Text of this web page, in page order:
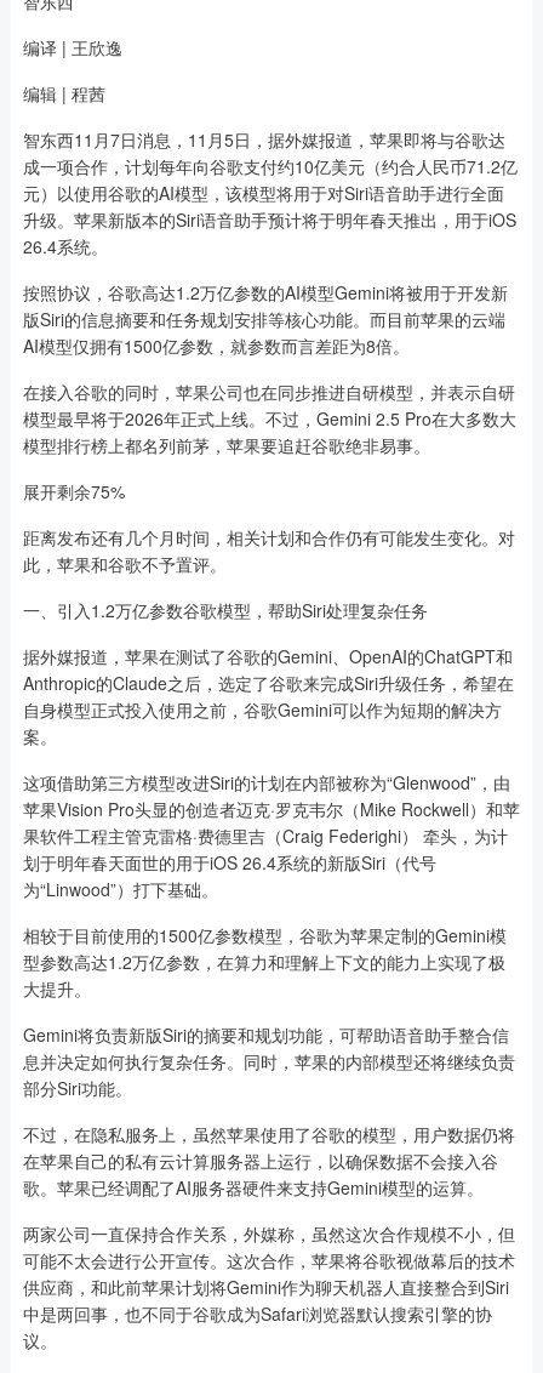
编译 | 王欣逸
编辑 | 程茜
智东西11月7日消息，11月5日，据外媒报道，苹果即将与谷歌达
成一项合作，计划每年向谷歌支付约10亿美元（约合人民币71.2亿
元）以使用谷歌的AI模型，该模型将用于对Siri语音助手进行全面
升级。苹果新版本的Siri语音助手预计将于明年春天推出，用于iOS
26.4系统。
按照协议，谷歌高达1.2万亿参数的AI模型Gemini将被用于开发新
版Siri的信息摘要和任务规划安排等核心功能。而目前苹果的云端
AI模型仅拥有1500亿参数，就参数而言差距为8倍。
在接入谷歌的同时，苹果公司也在同步推进自研模型，并表示自研
模型最早将于2026年正式上线。不过，Gemini 2.5 Pro在大多数大
模型排行榜上都名列前茅，苹果要追赶谷歌绝非易事。
展开剩余75%
距离发布还有几个月时间，相关计划和合作仍有可能发生变化。对
此，苹果和谷歌不予置评。
一、引入1.2万亿参数谷歌模型，帮助Siri处理复杂任务
据外媒报道，苹果在测试了谷歌的Gemini、OpenAI的ChatGPT和
Anthropic的Claude之后，选定了谷歌来完成Siri升级任务，希望在
自身模型正式投入使用之前，谷歌Gemini可以作为短期的解决方
案。
这项借助第三方模型改进Siri的计划在内部被称为“Glenwood”，由
苹果Vision Pro头显的创造者迈克·罗克韦尔（Mike Rockwell）和苹
果软件工程主管克雷格·费德里吉（Craig Federighi） 牵头，为计
划于明年春天面世的用于iOS 26.4系统的新版Siri（代号
为“Linwood”）打下基础。
相较于目前使用的1500亿参数模型，谷歌为苹果定制的Gemini模
型参数高达1.2万亿参数，在算力和理解上下文的能力上实现了极
大提升。
Gemini将负责新版Siri的摘要和规划功能，可帮助语音助手整合信
息并决定如何执行复杂任务。同时，苹果的内部模型还将继续负责
部分Siri功能。
不过，在隐私服务上，虽然苹果使用了谷歌的模型，用户数据仍将
在苹果自己的私有云计算服务器上运行，以确保数据不会接入谷
歌。苹果已经调配了AI服务器硬件来支持Gemini模型的运算。
两家公司一直保持合作关系，外媒称，虽然这次合作规模不小，但
可能不太会进行公开宣传。这次合作，苹果将谷歌视做幕后的技术
供应商，和此前苹果计划将Gemini作为聊天机器人直接整合到Siri
中是两回事，也不同于谷歌成为Safari浏览器默认搜索引擎的协
议。